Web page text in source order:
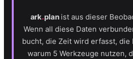
ark.planist aus dieser
Wenn all diese Daten
bucht, die Zeit wird erfasst,
warum 5 Werkzeuge nutzen,